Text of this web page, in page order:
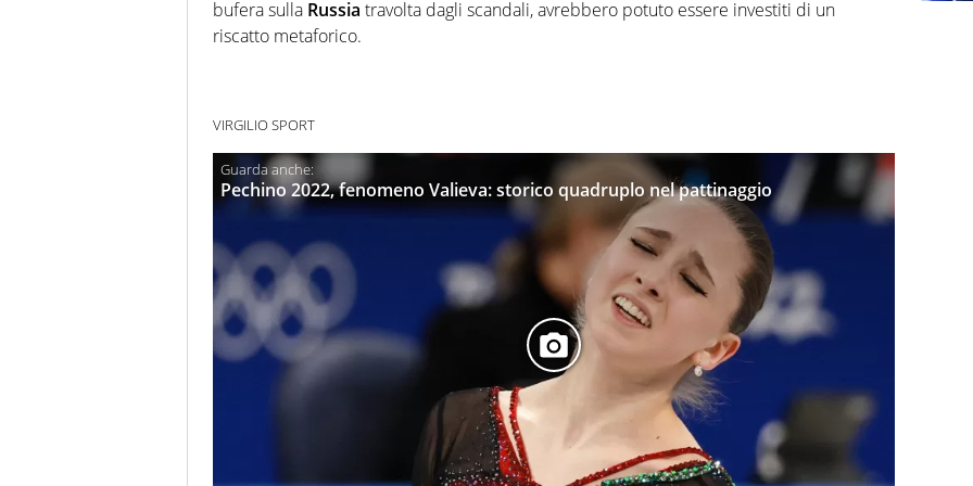
bufera sulla Russia travolta dagli scandali, avrebbero potuto essere investiti di un
riscatto metaforico.
VIRGILIO SPORT
Pechino 2022, fenomeno Valieva: storico quadruplo nel pattinaggio